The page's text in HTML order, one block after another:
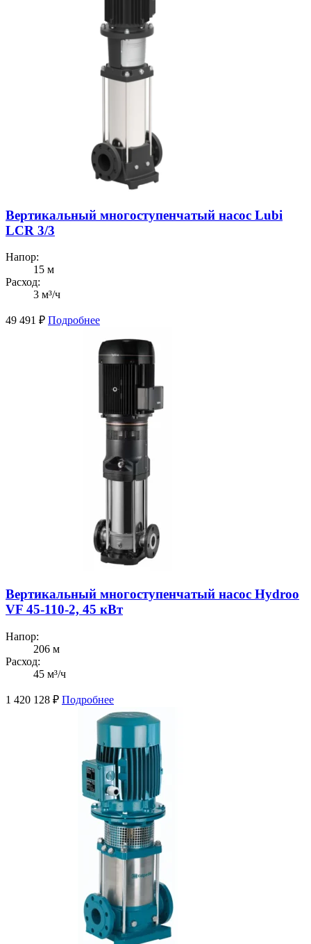
Вертикальный многоступенчатый насос Lubi
LCR 3/3
Напор:
15 м
Расход:
3 м³/ч
49 491 ₽ Подробнее
Вертикальный многоступенчатый насос Hydroo
VF 45-110-2, 45 кВт
Напор:
206 м
Расход:
45 м³/ч
1 420 128 ₽ Подробнее